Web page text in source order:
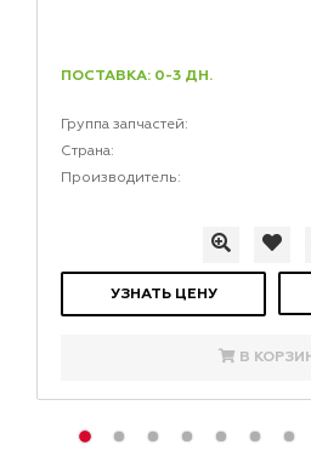
ПОСТАВКА: 0-3 ДН.
Группа запчастей:
Страна:
Производитель:
УЗНАТЬ ЦЕНУ
В